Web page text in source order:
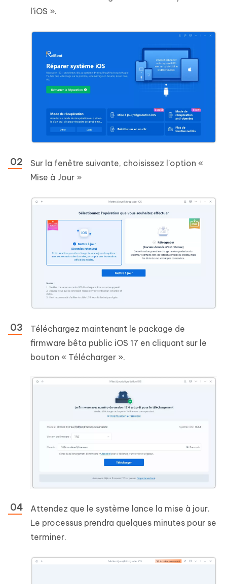
l'iOS ».
Sur la fenêtre suivante, choisissez l'option «
Mise à Jour »
Téléchargez maintenant le package de
firmware bêta public iOS 17 en cliquant sur le
bouton « Télécharger ».
Attendez que le système lance la mise à jour.
Le processus prendra quelques minutes pour se
terminer.